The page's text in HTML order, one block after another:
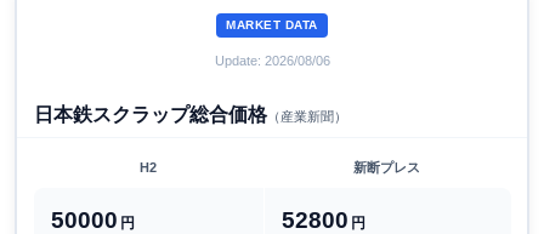
MARKET DATA
Update: 2026/08/06
日本鉄スクラップ総合価格（産業新聞）
H2 新断プレス
50000 円 52800 円